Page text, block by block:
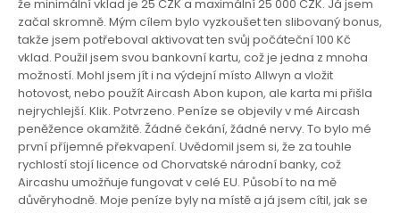
že minimální vklad je 25 CZK a maximální 25 000 CZK. Já jsem
začal skromně. Mým cílem bylo vyzkoušet ten slibovaný bonus,
takže jsem potřeboval aktivovat ten svůj počáteční 100 Kč
vklad. Použil jsem svou bankovní kartu, což je jedna z mnoha
možností. Mohl jsem jít i na výdejní místo Allwyn a vložit
hotovost, nebo použít Aircash Abon kupon, ale karta mi přišla
nejrychlejší. Klik. Potvrzeno. Peníze se objevily v mé Aircash
peněžence okamžitě. Žádné čekání, žádné nervy. To bylo mé
první příjemné překvapení. Uvědomil jsem si, že za touhle
rychlostí stojí licence od Chorvatské národní banky, což
Aircashu umožňuje fungovat v celé EU. Působí to na mě
důvěryhodně. Moje peníze byly na místě a já jsem cítil, jak se